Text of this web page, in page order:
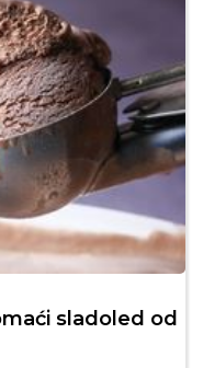
sladoled od